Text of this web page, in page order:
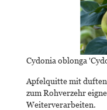
Cydonia oblonga
Apfelquitte mit
zum Rohverzehr
Weiterverarbeiten.